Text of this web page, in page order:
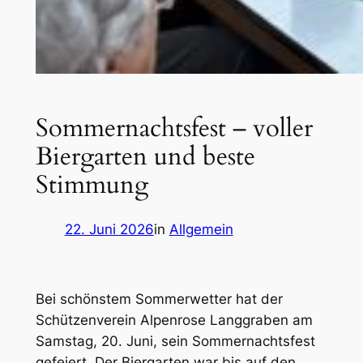
Sommernachtsfest – voller
Biergarten und beste
Stimmung
22. Juni 2026in Allgemein
Bei schönstem Sommerwetter hat der
Schützenverein Alpenrose Langgraben am
Samstag, 20. Juni, sein Sommernachtsfest